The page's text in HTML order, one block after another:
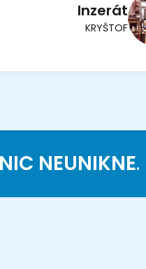
Inzerát
KRYŠTOF
NIC NEUNIKNE.